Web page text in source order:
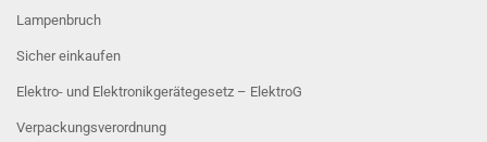
Lampenbruch
Sicher einkaufen
Elektro- und Elektronikgerätegesetz – ElektroG
Verpackungsverordnung